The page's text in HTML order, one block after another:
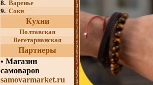
8. Варенье
9. Соки
Кухни
Полтавская
Вегетарианская
Партнеры
• Магазин
самоваров
samovarmarket.ru